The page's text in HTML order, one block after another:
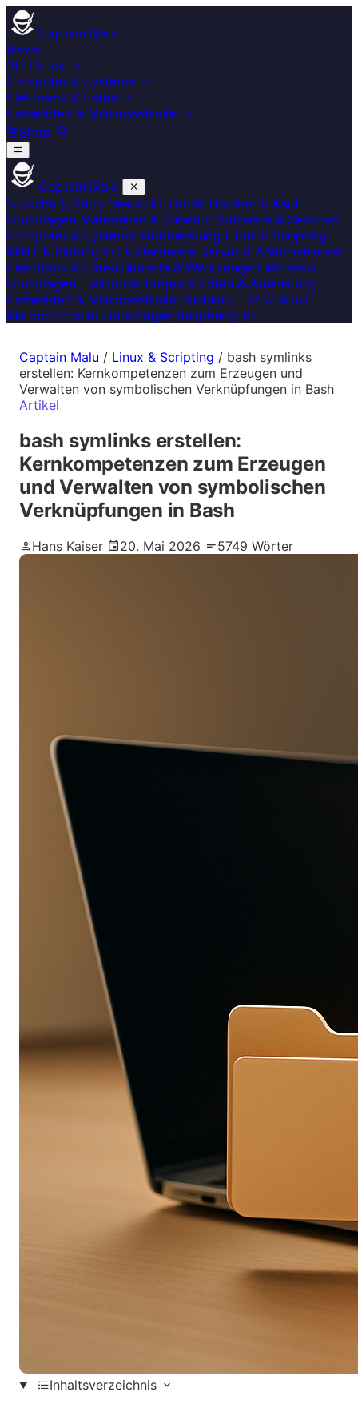
Captain Malu
News
3D-Druck
Computer & Systeme
Elektronik & Löten
Embedded & Mikrocontroller
Shop
Captain Malu
Suche
Shop News 3D-Druck Drucker & Kauf
Grundlagen Materialien & Zubehör Software & Services
Computer & Systeme Kaufberatung Linux & Scripting
MINT & Bildung PC & Hardware Server & Administration
Elektronik & Löten Bauteile & Werkzeuge Elektronik
Grundlagen Elektronik Projekte Löten & Ausrüstung
Embedded & Mikrocontroller Arduino ESP32 & IoT
Mikrocontroller Grundlagen Raspberry Pi
Captain Malu / Linux & Scripting / bash symlinks
erstellen: Kernkompetenzen zum Erzeugen und
Verwalten von symbolischen Verknüpfungen in Bash
Artikel
bash symlinks erstellen:
Kernkompetenzen zum Erzeugen
und Verwalten von symbolischen
Verknüpfungen in Bash
Hans Kaiser 20. Mai 2026 5749 Wörter
Inhaltsverzeichnis